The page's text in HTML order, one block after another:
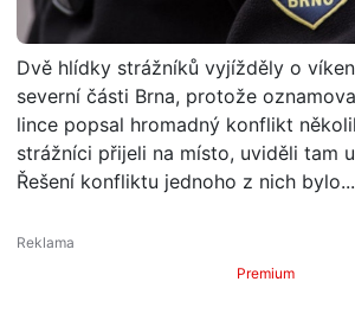
Dvě hlídky strážníků vyjížděly o
severní části Brna, protože
lince popsal hromadný konflikt
strážníci přijeli na místo, uviděli tam
Řešení konfliktu jednoho z nich bylo...
Premium